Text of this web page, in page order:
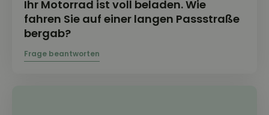
Ihr Motorrad ist voll beladen. Wie
fahren Sie auf einer langen Passstraße
bergab?